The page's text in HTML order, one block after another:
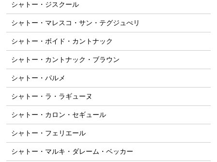
シャトー・ジスクール
シャトー・マレスコ・サン・テグジュぺリ
シャトー・ボイド・カントナック
シャトー・カントナック・ブラウン
シャトー・パルメ
シャトー・ラ・ラギューヌ
シャトー・カロン・セギュール
シャトー・フェリエール
シャトー・マルキ・ダレーム・ベッカー